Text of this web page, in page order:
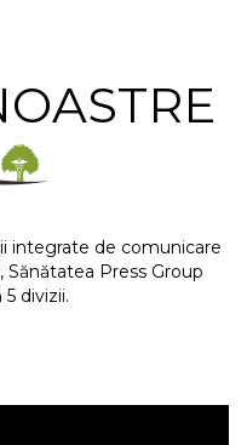
integrate de comunicare
Sănătatea Press Group
divizii.